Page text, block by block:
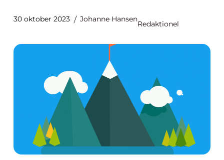
30 oktober 2023 Johanne Hansen
Redaktionel